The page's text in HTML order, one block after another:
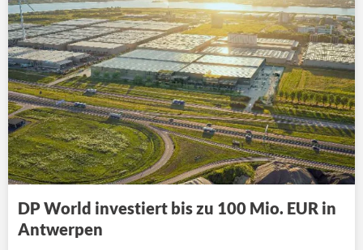
DP World investiert bis zu 100 Mio. EUR in
Antwerpen